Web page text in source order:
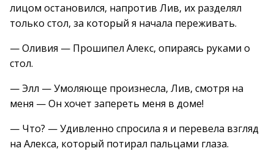
лицом остановился, напротив Лив, их разделял
только стол, за который я начала переживать.
— Оливия — Прошипел Алекс, опираясь руками о
стол.
— Элл — Умоляюще произнесла, Лив, смотря на
меня — Он хочет запереть меня в доме!
— Что? — Удивленно спросила я и перевела взгляд
на Алекса, который потирал пальцами глаза.